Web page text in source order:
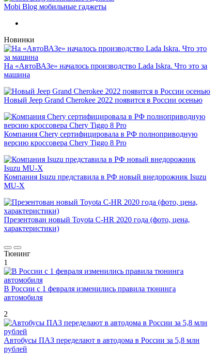
Mobi Blog мобильные гаджеты
Новинки
На «АвтоВАЗе» началось производство Lada Iskra. Что это за
машина
Новый Jeep Grand Cherokee 2022 появится в России осенью
Компания Chery сертифицировала в РФ полноприводную
версию кроссовера Chery Tiggo 8 Pro
Компания Isuzu представила в РФ новый внедорожник Isuzu
MU-X
Презентован новый Toyota C-HR 2020 года (фото, цена,
характеристики)
Тюнинг
1
В России с 1 февраля изменились правила тюнинга
автомобиля
2
Автобусы ПАЗ переделают в автодома в России за 5,8 млн
рублей